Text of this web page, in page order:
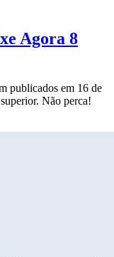
Agora 8
publicados em 16 de
Não perca!